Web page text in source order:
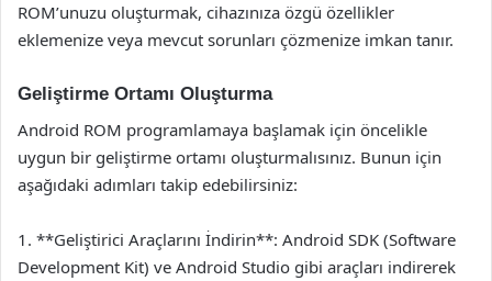
ROM’unuzu oluşturmak, cihazınıza özgü özellikler
eklemenize veya mevcut sorunları çözmenize imkan tanır.
Geliştirme Ortamı Oluşturma
Android ROM programlamaya başlamak için öncelikle
uygun bir geliştirme ortamı oluşturmalısınız. Bunun için
aşağıdaki adımları takip edebilirsiniz:
1. **Geliştirici Araçlarını İndirin**: Android SDK (Software
Development Kit) ve Android Studio gibi araçları indirerek